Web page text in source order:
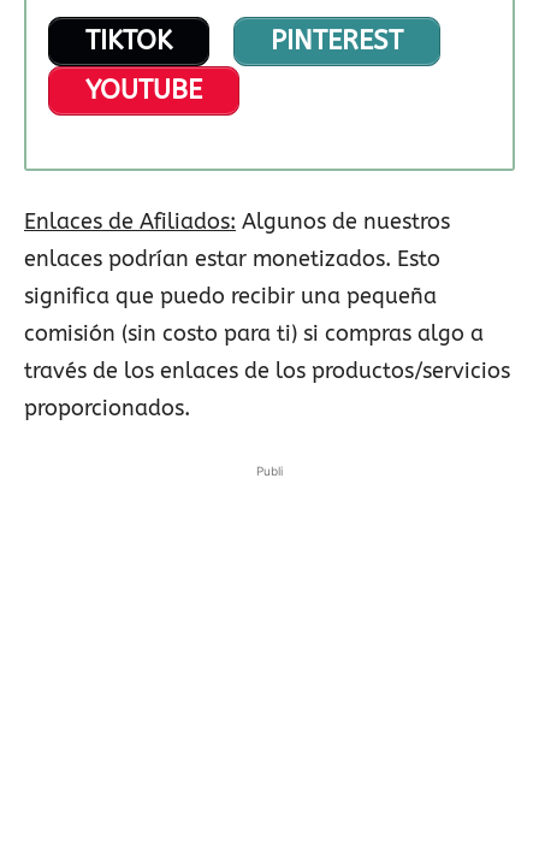
TIKTOK
PINTEREST
YOUTUBE
Enlaces de Afiliados: Algunos de nuestros
enlaces podrían estar monetizados. Esto
significa que puedo recibir una pequeña
comisión (sin costo para ti) si compras algo a
través de los enlaces de los productos/servicios
proporcionados.
Publi